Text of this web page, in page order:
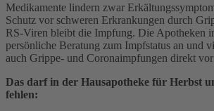
Medikamente lindern zwar
Schutz vor schweren Erkrankungen durch
RS-Viren bleibt die Impfung. Die Apotheken
persönliche Beratung zum Impfstatus an und
auch Grippe- und Coronaimpfungen direkt
Das darf in der Hausapotheke für Herbst
fehlen: